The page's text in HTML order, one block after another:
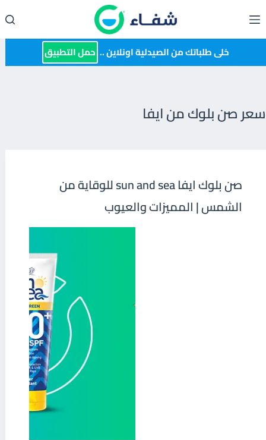
إلى
المحتوى خلى طلباتك من الصيدلية اونلاين .. حمل التطبيق
سعر صن بلوك من ايفا
صن بلوك ايفا sun and sea للوقاية من
الشمس | المميزات والعيوب